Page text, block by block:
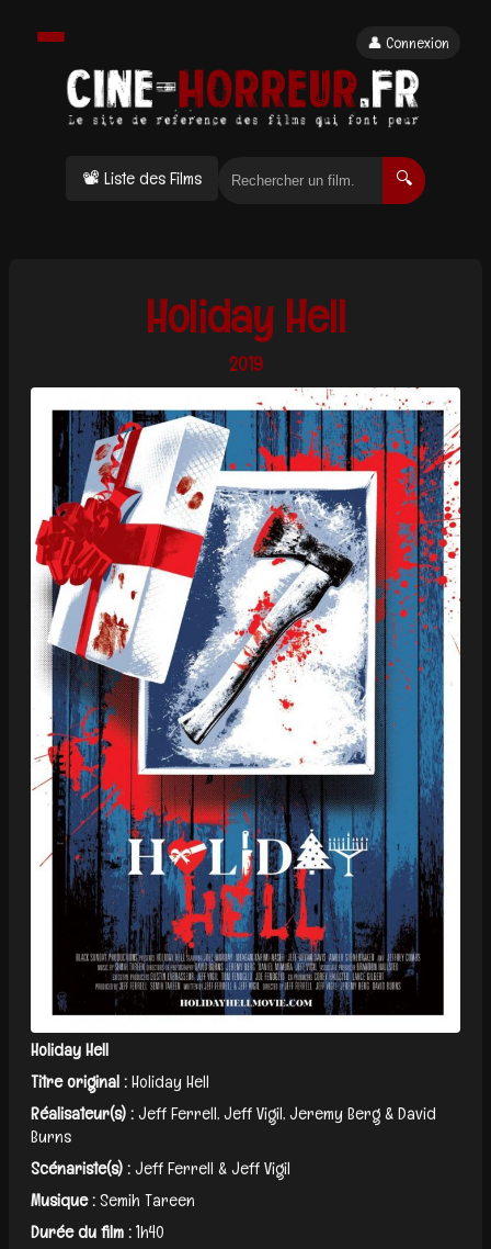
📽 Liste des Films 🔍
👤 Connexion
Holiday Hell
2019
Holiday Hell
Titre original :Holiday Hell
Réalisateur(s) :Jeff Ferrell, Jeff Vigil, Jeremy Berg & David
Burns
Scénariste(s) :Jeff Ferrell & Jeff Vigil
Musique :Semih Tareen
Durée du film :1h40